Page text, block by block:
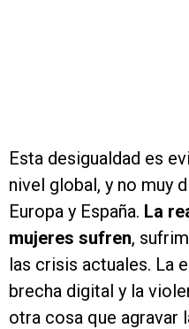
Esta desigualdad es
nivel global, y no muy
Europa y España. La
mujeres sufren,
las crisis actuales. La
brecha digital y la
otra cosa que agravar